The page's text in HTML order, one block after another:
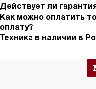
Действует ли
Как можно оплатить
оплату?
Техника в наличии в